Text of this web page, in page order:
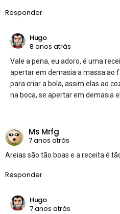
Responder
Hugo
8 anos atrás
Vale a pena, eu adoro, é uma
apertar em demasia a massa ao
para criar a bola, assim elas ao
na boca, se apertar em demasia
Ms Mrfg
7 anos atrás
Areias são tão boas e a receita é
Responder
Hugo
7 anos atrás